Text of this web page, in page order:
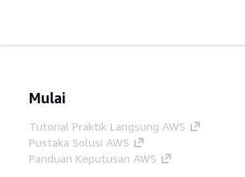
Mulai
Tutorial Praktik Langsung AWS
Pustaka Solusi AWS
Panduan Keputusan AWS